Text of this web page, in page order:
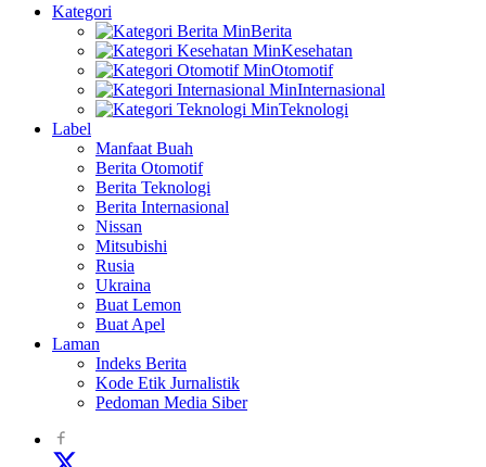
Kategori
Berita
Kesehatan
Otomotif
Internasional
Teknologi
Label
Manfaat Buah
Berita Otomotif
Berita Teknologi
Berita Internasional
Nissan
Mitsubishi
Rusia
Ukraina
Buat Lemon
Buat Apel
Laman
Indeks Berita
Kode Etik Jurnalistik
Pedoman Media Siber